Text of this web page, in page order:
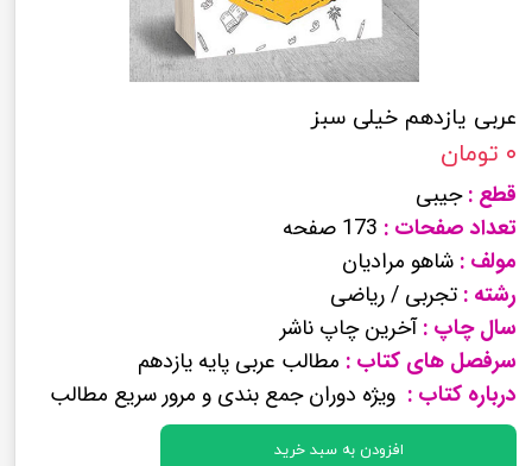
عربی یازدهم خیلی سبز
۰ تومان
قطع :جیبی
تعداد صفحات : 173 صفحه
مولف : شاهو مرادیان
رشته : تجربی / ریاضی
سال چاپ :آخرین چاپ ناشر
سرفصل های کتاب : مطالب عربی پایه یازدهم
درباره کتاب : ویژه دوران جمع بندی و مرور سریع مطالب
افزودن به سبد خرید